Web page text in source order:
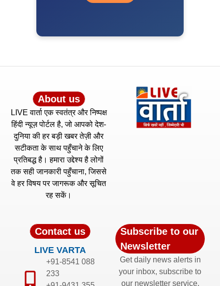
About us
LIVE वार्ता एक स्वतंत्र और निष्पक्ष
हिंदी न्यूज़ पोर्टल है, जो आपको देश-
दुनिया की हर बड़ी खबर तेज़ी और
सटीकता के साथ पहुँचाने के लिए
प्रतिबद्ध है। हमारा उद्देश्य है लोगों
तक सही जानकारी पहुँचाना, जिससे
वे हर विषय पर जागरूक और सूचित
रह सकें।
Contact us
LIVE VARTA
+91-8541 088
233
Subscribe to our
Newsletter
Get daily news alerts in
your inbox, subscribe to
our newsletter service.